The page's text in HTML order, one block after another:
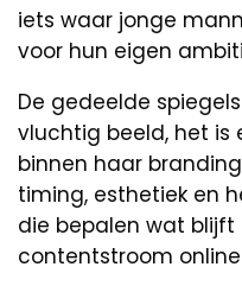
iets waar jonge
voor hun eigen
De gedeelde
vluchtig beeld, het
binnen haar
timing, esthetiek en
die bepalen wat blijft
contentstroom